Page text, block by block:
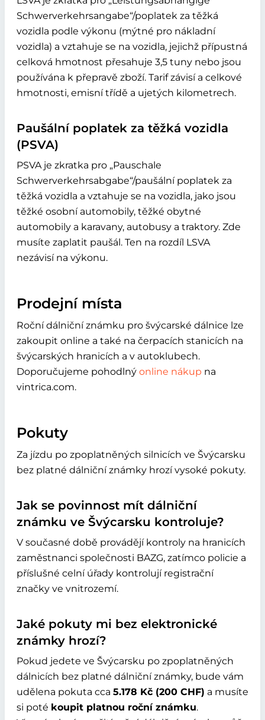
Schwerverkehrsangabe“/poplatek za těžká
vozidla podle výkonu (mýtné pro nákladní
vozidla) a vztahuje se na vozidla, jejichž přípustná
celková hmotnost přesahuje 3,5 tuny nebo jsou
používána k přepravě zboží. Tarif závisí a celkové
hmotnosti, emisní třídě a ujetých kilometrech.
Paušální poplatek za těžká vozidla
(PSVA)
PSVA je zkratka pro „Pauschale
Schwerverkehrsabgabe“/paušální poplatek za
těžká vozidla a vztahuje se na vozidla, jako jsou
těžké osobní automobily, těžké obytné
automobily a karavany, autobusy a traktory. Zde
musíte zaplatit paušál. Ten na rozdíl LSVA
nezávisí na výkonu.
Prodejní místa
Roční dálniční známku pro švýcarské dálnice lze
zakoupit online a také na čerpacích stanicích na
švýcarských hranicích a v autoklubech.
Doporučujeme pohodlný online nákup na
vintrica.com.
Pokuty
Za jízdu po zpoplatněných silnicích ve Švýcarsku
bez platné dálniční známky hrozí vysoké pokuty.
Jak se povinnost mít dálniční
známku ve Švýcarsku kontroluje?
V současné době provádějí kontroly na hranicích
zaměstnanci společnosti BAZG, zatímco policie a
příslušné celní úřady kontrolují registrační
značky ve vnitrozemí.
Jaké pokuty mi bez elektronické
známky hrozí?
Pokud jedete ve Švýcarsku po zpoplatněných
dálnicích bez platné dálniční známky, bude vám
udělena pokuta cca 5.178 Kč (200 CHF) a musíte
si poté koupit platnou roční známku.